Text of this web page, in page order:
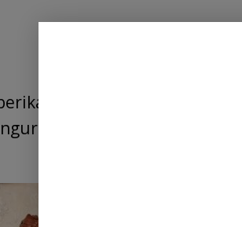
kepercayaan kepada
MAPEL di Kabupaten